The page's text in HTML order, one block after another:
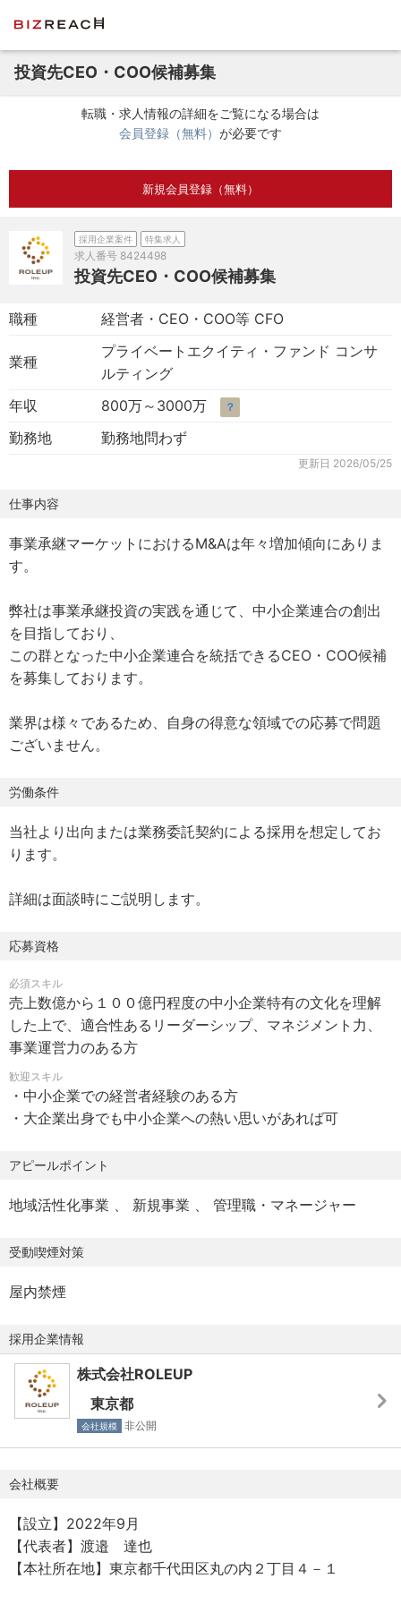
投資先CEO・COO候補募集
転職・求人情報の詳細をご覧になる場合は
会員登録（無料） が必要です
新規会員登録（無料）
採用企業案件 特集求人
求人番号 8424498
投資先CEO・COO候補募集
職種 経営者・CEO・COO等 CFO
業種
プライベートエクイティ・ファンド コンサ
ルティング
年収
800万～3000万 ？
勤務地 勤務地問わず
更新日 2026/05/25
仕事内容
事業承継マーケットにおけるM&Aは年々増加傾向にありま
す。
弊社は事業承継投資の実践を通じて、中小企業連合の創出
を目指しており、
この群となった中小企業連合を統括できるCEO・COO候補
を募集しております。
業界は様々であるため、自身の得意な領域での応募で問題
ございません。
労働条件
当社より出向または業務委託契約による採用を想定してお
ります。
詳細は面談時にご説明します。
応募資格
必須スキル
売上数億から１００億円程度の中小企業特有の文化を理解
した上で、適合性あるリーダーシップ、マネジメント力、
事業運営力のある方
歓迎スキル
・中小企業での経営者経験のある方
・大企業出身でも中小企業への熱い思いがあれば可
アピールポイント
地域活性化事業 新規事業 管理職・マネージャー
受動喫煙対策
屋内禁煙
採用企業情報
株式会社ROLEUP
東京都
会社規模 非公開
会社概要
【設立】2022年9月
【代表者】渡邉 達也
【本社所在地】東京都千代田区丸の内２丁目４－１